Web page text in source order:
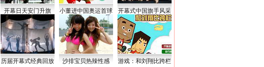
开幕日天安门升旗 小董进中国奥运首球 开幕式中国旗手风采
历届开幕式经典回放 沙排宝贝热辣性感 游戏：和刘翔比跨栏